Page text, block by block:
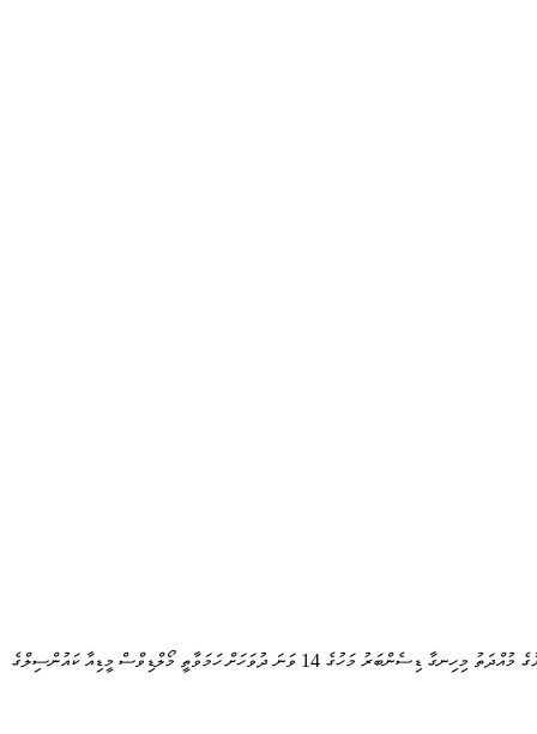
މީޑިއާ ކައުންސިލަށް މެންބަރުން ހޮވުމަށް މިއަދު ބޭއްވި އިންތިޚާބަކީ މޯލްޑިވް މީޑިއާ ކައުންސިލްގައި މީޑިއާތައް ތަމްސީލް ކުރައްވާ 7 މެންބަރަކާއި އާންމުންގެ ތެރެއިން މީޑިއާގައި ތިއްބަވާ 6 މެންބަރެއްގެ ދައުރުގެ މުއްދަތު މިހިނގާ ޑިސެންބަރު މަހުގެ 14 ވަނަ ދުވަހަށް ހަމަވާތީ މޯލްޑިވްސް މީޑިއާ ކައުންސިލްގެ